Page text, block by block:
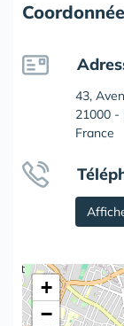
43,
21000 -
France
+
−